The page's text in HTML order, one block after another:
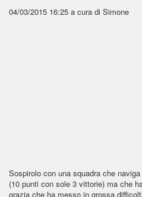
04/03/2015 16:25 a cura di Simone
Sospirolo con una squadra che
(10 punti con sole 3 vittorie) ma che
grazia che ha messo in grossa